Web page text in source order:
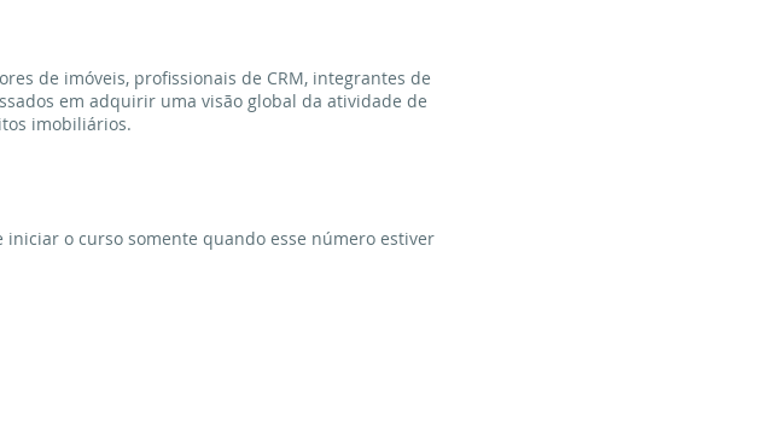
de imóveis, profissionais de CRM, integrantes de
em adquirir uma visão global da atividade de
imobiliários.
o curso somente quando esse número estiver